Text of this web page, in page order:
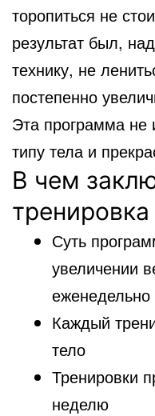
торопиться не
результат был,
технику, не
постепенно
Эта программа не
типу тела и
В чем
тренировка
Суть
увеличении
еженедельно
Каждый
тело
Тренировки
неделю